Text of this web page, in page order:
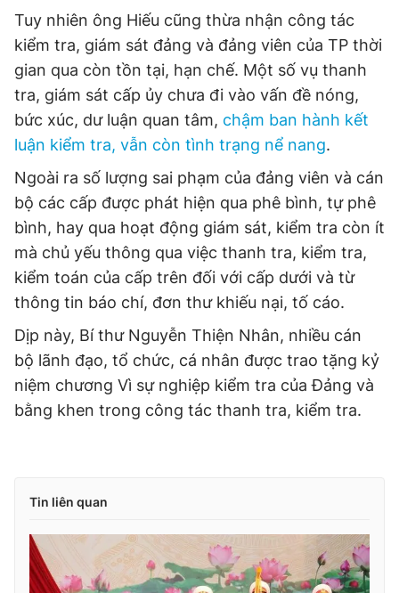
Tuy nhiên ông Hiếu cũng thừa nhận công tác
kiểm tra, giám sát đảng và đảng viên của TP thời
gian qua còn tồn tại, hạn chế. Một số vụ thanh
tra, giám sát cấp ủy chưa đi vào vấn đề nóng,
bức xúc, dư luận quan tâm, chậm ban hành kết
luận kiểm tra, vẫn còn tình trạng nể nang.
Ngoài ra số lượng sai phạm của đảng viên và cán
bộ các cấp được phát hiện qua phê bình, tự phê
bình, hay qua hoạt động giám sát, kiểm tra còn ít
mà chủ yếu thông qua việc thanh tra, kiểm tra,
kiểm toán của cấp trên đối với cấp dưới và từ
thông tin báo chí, đơn thư khiếu nại, tố cáo.
Dịp này, Bí thư Nguyễn Thiện Nhân, nhiều cán
bộ lãnh đạo, tổ chức, cá nhân được trao tặng kỷ
niệm chương Vì sự nghiệp kiểm tra của Đảng và
bằng khen trong công tác thanh tra, kiểm tra.
Tin liên quan